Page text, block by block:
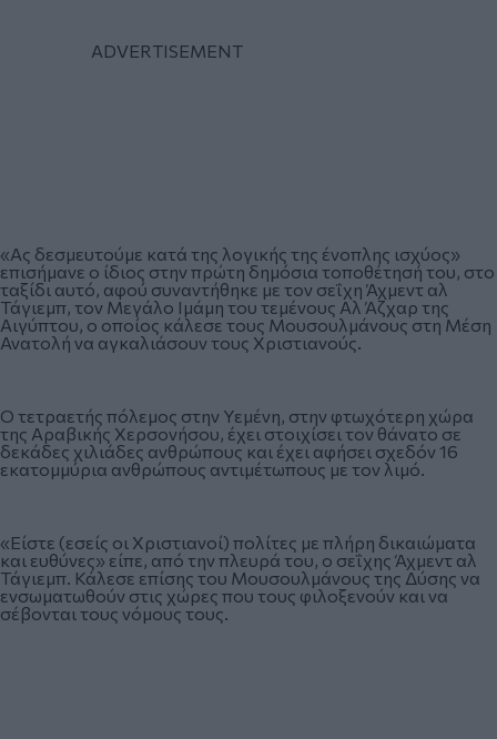
«Ας δεσμευτούμε κατά της λογικής της ένοπλης ισχύος»
επισήμανε ο ίδιος στην πρώτη δημόσια τοποθέτησή του, στο
ταξίδι αυτό, αφού συναντήθηκε με τον σεΐχη Άχμεντ αλ
Τάγιεμπ, τον Μεγάλο Ιμάμη του τεμένους Αλ Άζχαρ της
Αιγύπτου, ο οποίος κάλεσε τους Μουσουλμάνους στη Μέση
Ανατολή να αγκαλιάσουν τους Χριστιανούς.
Ο τετραετής πόλεμος στην Υεμένη, στην φτωχότερη χώρα
της Αραβικής Χερσονήσου, έχει στοιχίσει τον θάνατο σε
δεκάδες χιλιάδες ανθρώπους και έχει αφήσει σχεδόν 16
εκατομμύρια ανθρώπους αντιμέτωπους με τον λιμό.
«Είστε (εσείς οι Χριστιανοί) πολίτες με πλήρη δικαιώματα
και ευθύνες» είπε, από την πλευρά του, ο σεΐχης Άχμεντ αλ
Τάγιεμπ. Κάλεσε επίσης του Μουσουλμάνους της Δύσης να
ενσωματωθούν στις χώρες που τους φιλοξενούν και να
σέβονται τους νόμους τους.